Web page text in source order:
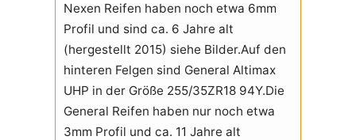
Nexen Reifen haben noch etwa 6mm
Profil und sind ca. 6 Jahre alt
(hergestellt 2015) siehe Bilder.Auf den
hinteren Felgen sind General Altimax
UHP in der Größe 255/35ZR18 94Y.Die
General Reifen haben nur noch etwa
3mm Profil und ca. 11 Jahre alt